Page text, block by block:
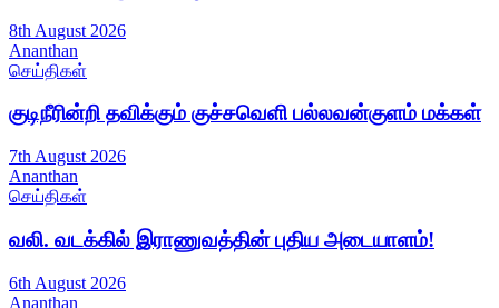
8th August 2026
Ananthan
செய்திகள்
குடிநீரின்றி தவிக்கும் குச்சவெளி பல்லவன்குளம் மக்கள்
7th August 2026
Ananthan
செய்திகள்
வலி. வடக்கில் இராணுவத்தின் புதிய அடையாளம்!
6th August 2026
Ananthan